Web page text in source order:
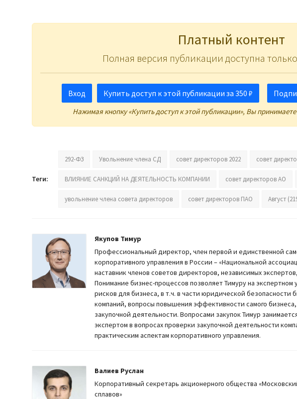
Платный контент
Полная версия публикации доступна
Вход Купить доступ к этой публикации за 350 ₽
Нажимая кнопку «Купить доступ к этой публикации», Вы
Теги:
292-ФЗ Увольнение члена СД совет директоров 2022 совет
ВЛИЯНИЕ САНКЦИЙ НА ДЕЯТЕЛЬНОСТЬ КОМПАНИИ совет директоров АО
увольнение члена совета директоров совет директоров ПАО Август
Якупов Тимур
Профессиональный директор, член первой и единственной
корпоративного управления в России – «Национальной
наставник членов советов директоров, независимых
Понимание бизнес-процессов позволяет Тимуру на
рисков для бизнеса, в т.ч. в части юридической безопасности
компаний, вопросы повышения эффективности самого
закупочной деятельности. Вопросами закупок Тимур
экспертом в вопросах проверки закупочной деятельности
практическим аспектам корпоративного управления.
Валиев Руслан
Корпоративный секретарь акционерного общества
сплавов»